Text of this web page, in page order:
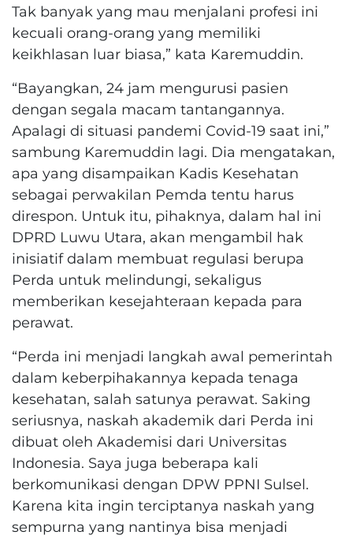
Tak banyak yang mau menjalani profesi ini
kecuali orang-orang yang memiliki
keikhlasan luar biasa,” kata Karemuddin.
“Bayangkan, 24 jam mengurusi pasien
dengan segala macam tantangannya.
Apalagi di situasi pandemi Covid-19 saat ini,”
sambung Karemuddin lagi. Dia mengatakan,
apa yang disampaikan Kadis Kesehatan
sebagai perwakilan Pemda tentu harus
direspon. Untuk itu, pihaknya, dalam hal ini
DPRD Luwu Utara, akan mengambil hak
inisiatif dalam membuat regulasi berupa
Perda untuk melindungi, sekaligus
memberikan kesejahteraan kepada para
perawat.
“Perda ini menjadi langkah awal pemerintah
dalam keberpihakannya kepada tenaga
kesehatan, salah satunya perawat. Saking
seriusnya, naskah akademik dari Perda ini
dibuat oleh Akademisi dari Universitas
Indonesia. Saya juga beberapa kali
berkomunikasi dengan DPW PPNI Sulsel.
Karena kita ingin terciptanya naskah yang
sempurna yang nantinya bisa menjadi